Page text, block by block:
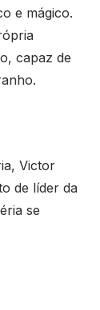
e mágico.
capaz de
Victor
de líder da
se